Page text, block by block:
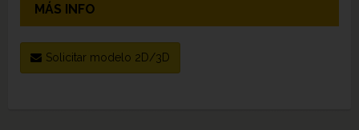
MÁS INFO
Solicitar modelo 2D/3D